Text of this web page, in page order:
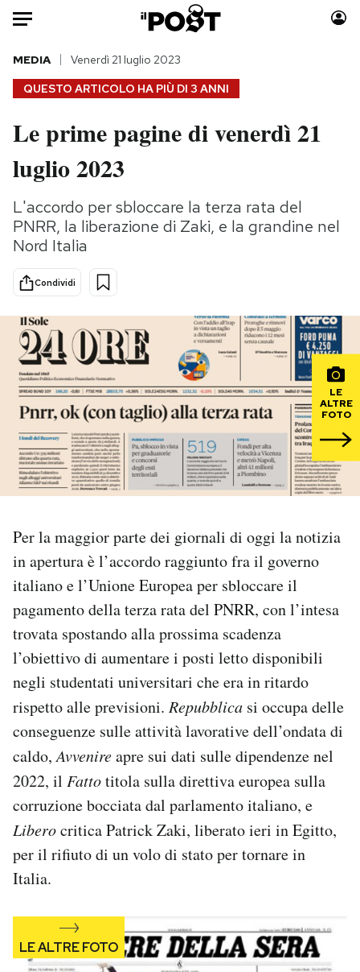
HOME
Italia
Politica
Tecnologia
Internet
Scienza
Cultura
Economia
Moda
Storie/Idee
Ok Boomer!
Mondiali calcio 2026
PODCAST
NEWSLETTER
I MIEI PREFERITI
CALENDARIO
AREA PERSONALE
Area Personale
Newsletter
Notifiche mobile
Regala il Post
Hai bisogno di aiuto?
QUESTO ARTICOLO HA PIÙ DI 3 ANNI
MEDIA Venerdì 21 luglio 2023
Le prime pagine di venerdì 21
luglio 2023
L'accordo per sbloccare la terza rata del
PNRR, la liberazione di Zaki, e la grandine nel
Nord Italia
Condividi
LE
ALTRE
FOTO
Per la maggior parte dei giornali di oggi la notizia
in apertura è l’accordo raggiunto fra il governo
italiano e l’Unione Europea per sbloccare il
pagamento della terza rata del PNRR, con l’intesa
trovata spostando alla prossima scadenza
l’obiettivo di aumentare i posti letto disponibili
negli studentati universitari che era in ritardo
rispetto alle previsioni. Repubblica si occupa delle
conseguenze sulle attività lavorative dell’ondata di
caldo,Avvenireapre sui dati sulle dipendenze nel
2022, il Fattotitola sulla direttiva europea sulla
corruzione bocciata dal parlamento italiano, e
Liberocritica Patrick Zaki, liberato ieri in Egitto,
per il rifiuto di un volo di stato per tornare in
Italia.